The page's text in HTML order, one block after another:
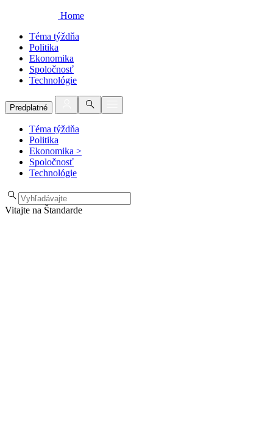
Home
Téma týždňa
Politika
Ekonomika
Spoločnosť
Technológie
Predplatné
Téma týždňa
Politika
Ekonomika >
Spoločnosť
Technológie
Vitajte na Štandarde